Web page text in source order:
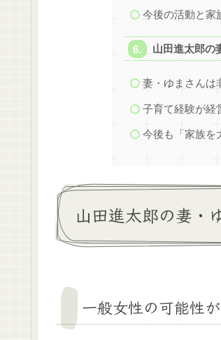
今後の活動と家
山田進太郎の
妻・ゆまさんは
子育て経験が経
今後も「家族を
山田進太郎の妻・
一般女性の可能性